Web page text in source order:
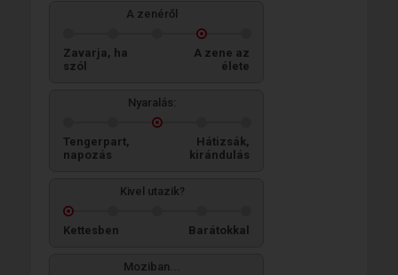
A zenéről
Zavarja, ha
szól
A zene az
élete
Nyaralás:
Tengerpart,
napozás
Hátizsák,
kirándulás
Kivel utazik?
Kettesben Barátokkal
Moziban...